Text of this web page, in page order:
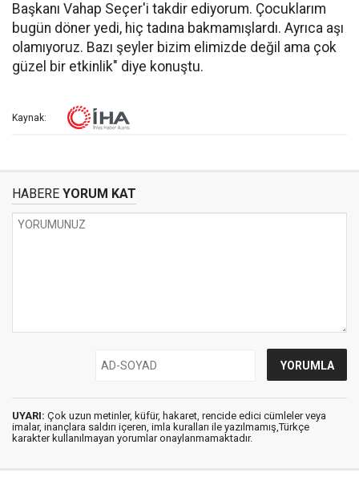
Başkanı Vahap Seçer'i takdir ediyorum. Çocuklarım
bugün döner yedi, hiç tadına bakmamışlardı. Ayrıca aşı
olamıyoruz. Bazı şeyler bizim elimizde değil ama çok
güzel bir etkinlik" diye konuştu.
Kaynak:
HABERE YORUM KAT
UYARI: Çok uzun metinler, küfür, hakaret, rencide edici cümleler veya
imalar, inançlara saldırı içeren, imla kuralları ile yazılmamış,Türkçe
karakter kullanılmayan yorumlar onaylanmamaktadır.